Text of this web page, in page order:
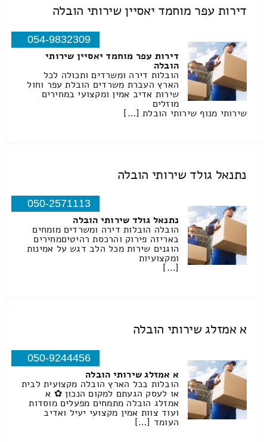
דירות עפר מוחמד יאסיין שירותי הובלה
054-9832309
דירות עפר מוחמד יאסיין שירותי
הובלה
הובלות דירה ומשרדים ותכולה לכל
הארץ העברת משרדים הובלת עפר וחול
שירות אדיב אמין ומקצועי במחירים
מוזלים
שירותי מנוף שירותי הובלת […]
נתנאל גולד שירותי הובלה
050-2571113
נתנאל גולד שירותי הובלה
הובלה הובלות דירה ומשרדים מומחים
באריזה פירוק והרכסת רהיטיםמחירים
הוגנים שירות מכל הלב דגש על אמינות
ומקצועיות
[…]
א אמזלג שירותי הובלה
050-9244456
א אמזלג שירותי הובלה
הובלות בכל הארץ הובלה מקצועית לבית
או לעסק הגעתם למקום הנכון ✿ א
אמזלג הובלה מתמחים מפעלים מוסדות
ועוד צוות אמין מקצועי יעיל ואדיב
העומד […]